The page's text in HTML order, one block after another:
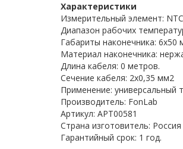
Характеристики
Измерительный элемент:
Диапазон рабочих
Габариты наконечника: 6x50
Материал наконечника:
Длина кабеля: 0 метров.
Сечение кабеля: 2x0,35 мм2
Применение: универсальный
Производитель: FonLab
Артикул: APT00581
Страна изготовитель: Россия
Гарантийный срок: 1 год.